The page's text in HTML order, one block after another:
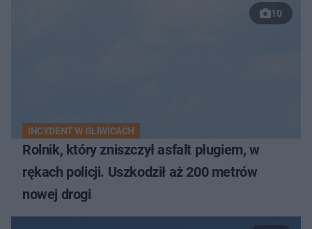
10
INCYDENT W GLIWICACH
Rolnik, który zniszczył asfalt pługiem, w
rękach policji. Uszkodził aż 200 metrów
nowej drogi